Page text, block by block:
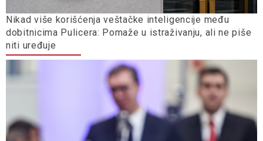
Nikad više korišćenja veštačke inteligencije među
dobitnicima Pulicera: Pomaže u istraživanju, ali ne piše
niti uređuje